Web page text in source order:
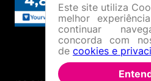
Este site utiliza
melhor
continuar
concorda com
de cookies e